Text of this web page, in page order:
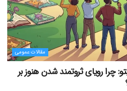
مقالات عمومی
کریپتو: چرا رویای ثروتمند شدن هنوز بر